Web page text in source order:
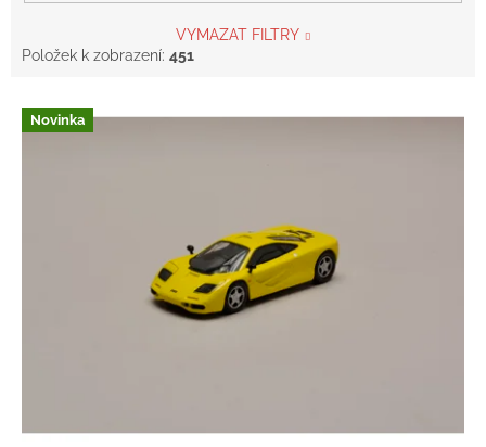
VYMAZAT FILTRY
Položek k zobrazení: 451
V Novinka